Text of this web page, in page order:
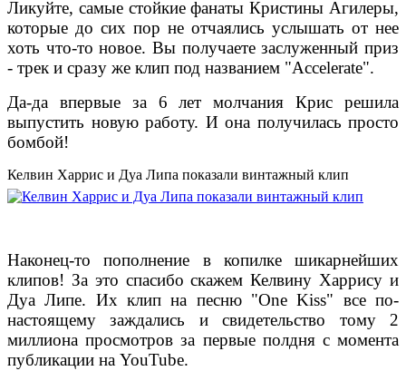
Ликуйте, самые стойкие фанаты Кристины Агилеры,
которые до сих пор не отчаялись услышать от нее
хоть что-то новое. Вы получаете заслуженный приз
- трек и сразу же клип под названием "Accelerate".
Да-да впервые за 6 лет молчания Крис решила
выпустить новую работу. И она получилась просто
бомбой!
Келвин Харрис и Дуа Липа показали винтажный клип
Наконец-то пополнение в копилке шикарнейших
клипов! За это спасибо скажем Келвину Харрису и
Дуа Липе. Их клип на песню "One Kiss" все по-
настоящему заждались и свидетельство тому 2
миллиона просмотров за первые полдня с момента
публикации на YouTube.